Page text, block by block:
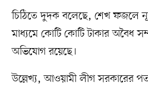
চিঠিতে দুদক বলেছে, শেখ ফজলে
মাধ্যমে কোটি কোটি টাকার অবৈধ
অভিযোগ রয়েছে।
উল্লেখ্য, আওয়ামী লীগ সরকারের